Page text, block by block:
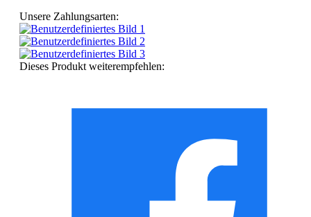
Unsere Zahlungsarten:
Dieses Produkt weiterempfehlen: